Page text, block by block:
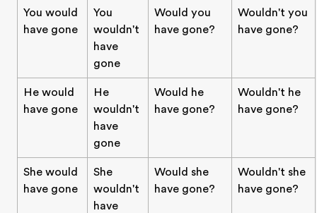
You would
have gone
You
wouldn't
have
gone
Would you
have gone?
Wouldn't you
have gone?
He would
have gone
He
wouldn't
have
gone
Would he
have gone?
Wouldn't he
have gone?
She would
have gone
She
wouldn't
have
Would she
have gone?
Wouldn't she
have gone?